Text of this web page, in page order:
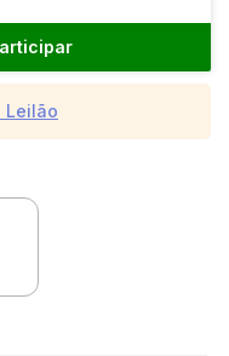
Leilão